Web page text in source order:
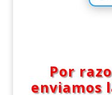
Por
enviamos